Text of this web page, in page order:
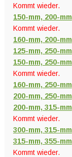
Kommt wieder.
150-mm, 200-mm
Kommt wieder.
160-mm, 200-mm
125-mm, 250-mm
150-mm, 250-mm
Kommt wieder.
160-mm, 250-mm
200-mm, 250-mm
200-mm, 315-mm
Kommt wieder.
300-mm, 315-mm
315-mm, 355-mm
Kommt wieder.